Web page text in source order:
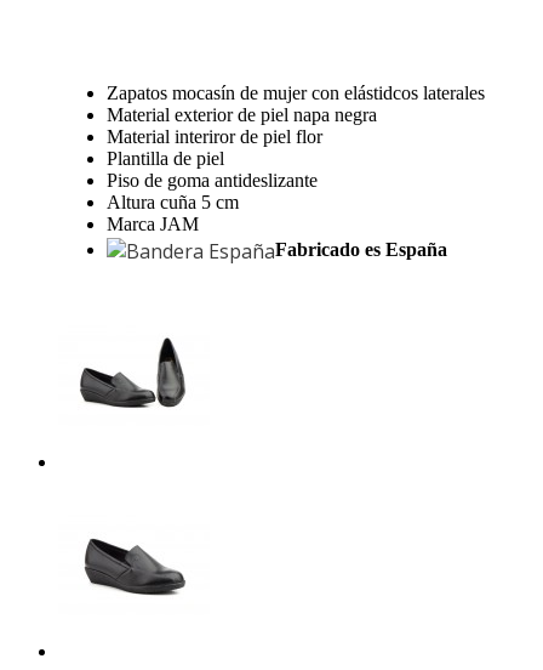
Zapatos mocasín de mujer con elástidcos laterales
Material exterior de piel napa negra
Material interiror de piel flor
Plantilla de piel
Piso de goma antideslizante
Altura cuña 5 cm
Marca JAM
Fabricado es España